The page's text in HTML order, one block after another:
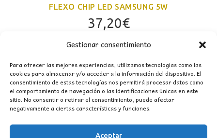
Gestionar consentimiento
Para ofrecer las mejores experiencias, utilizamos tecnologías como las
cookies para almacenar y/o acceder a la información del dispositivo. El
consentimiento de estas tecnologías nos permitirá procesar datos como
el comportamiento de navegación o las identificaciones únicas en este
sitio. No consentir o retirar el consentimiento, puede afectar
negativamente a ciertas características y funciones.
Aceptar
FLEXO CHIP LED SAMSUNG 5W
37,20€